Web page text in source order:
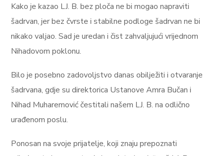
Kako je kazao LJ. B. bez ploča ne bi mogao napraviti
šadrvan, jer bez čvrste i stabilne podloge šadrvan ne bi
nikako valjao. Sad je uredan i čist zahvaljujući vrijednom
Nihadovom poklonu.
Bilo je posebno zadovoljstvo danas obilježiti i otvaranje
šadrvana, gdje su direktorica Ustanove Amra Bučan i
Nihad Muharemović čestitali našem LJ. B. na odlično
urađenom poslu.
Ponosan na svoje prijatelje, koji znaju prepoznati